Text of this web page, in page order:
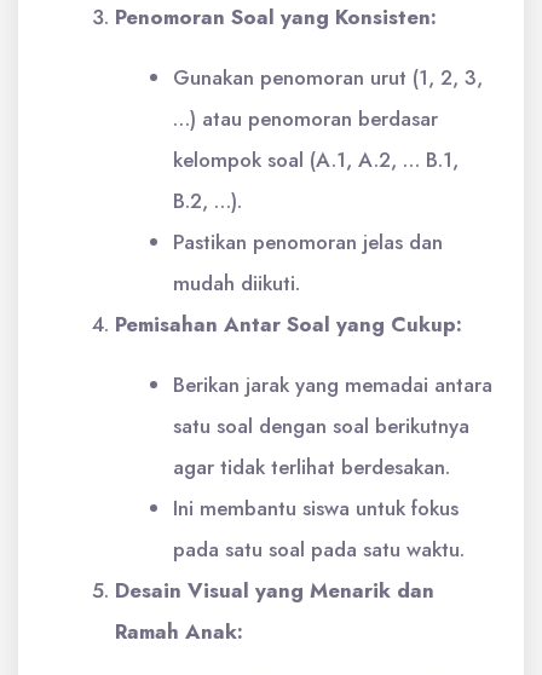
Penomoran Soal yang Konsisten:
Gunakan penomoran urut (1, 2, 3,
…) atau penomoran berdasar
kelompok soal (A.1, A.2, … B.1,
B.2, …).
Pastikan penomoran jelas dan
mudah diikuti.
Pemisahan Antar Soal yang Cukup:
Berikan jarak yang memadai antara
satu soal dengan soal berikutnya
agar tidak terlihat berdesakan.
Ini membantu siswa untuk fokus
pada satu soal pada satu waktu.
Desain Visual yang Menarik dan
Ramah Anak: